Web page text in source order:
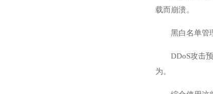
载而崩溃。
黑白名单管
DDoS攻击
为。